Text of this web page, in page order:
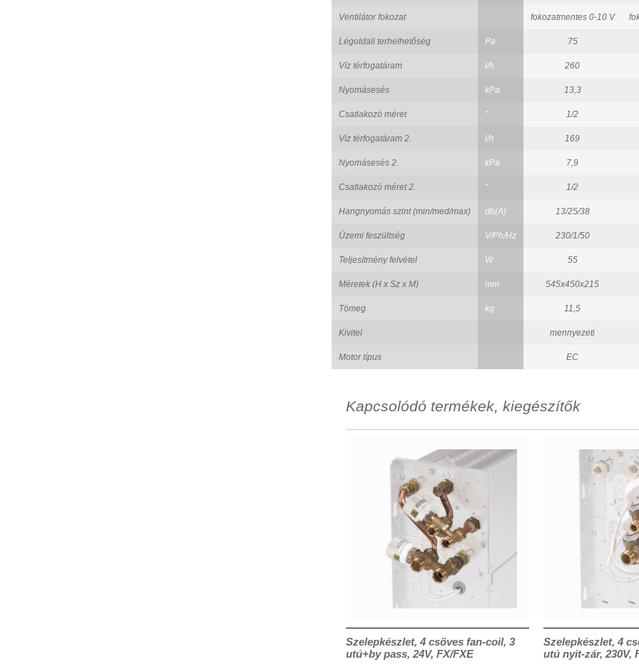
Ventilátor fokozat fokozatmentes 0-10 V
Légoldali terhelhetőség Pa 75
Víz térfogatáram l/h 260
Nyomásesés kPa 13,3
Csatlakozó méret " 1/2
Víz térfogatáram 2. l/h 169
Nyomásesés 2. kPa 7,9
Csatlakozó méret 2. " 1/2
Hangnyomás szint (min/med/max) db(A) 13/25/38
Üzemi feszültség V/Ph/Hz 230/1/50
Teljesítmény felvétel W 55
Méretek (H x Sz x M) mm 545x450x215
Tömeg kg 11,5
Kivitel mennyezeti
Motor típus EC
Kapcsolódó termékek, kiegészítők
Szelepkészlet, 4 csöves fan-coil, 3
utú+by pass, 24V, FX/FXE
Szelepkészlet, 4
utú nyit-zár, 230V,